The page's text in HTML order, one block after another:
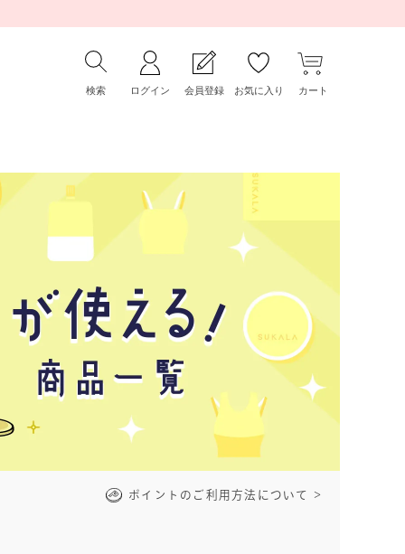
検索 ログイン 会員登録 お気に入り カート
ポイントのご利用方法について >